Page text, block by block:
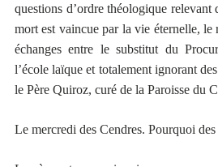
questions d’ordre théologique relevant
mort est vaincue par la vie éternelle, le
échanges entre le substitut du
l’école laïque et totalement ignorant
le Père Quiroz, curé de la Paroisse du
Le mercredi des Cendres. Pourquoi des